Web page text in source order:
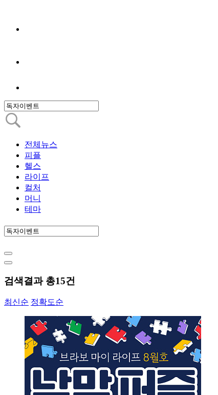
전체뉴스
피플
헬스
라이프
컬처
머니
테마
검색결과 총15건
최신순 정확도순